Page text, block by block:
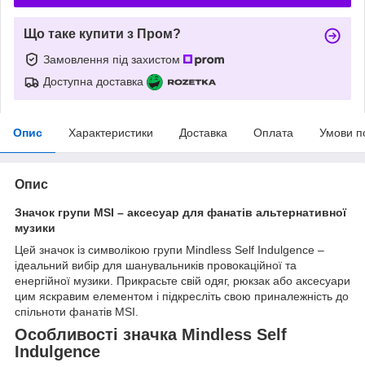
Що таке купити з Пром?
Замовлення під захистом
Доступна доставка
Опис Характеристики Доставка Оплата Умови
Опис
Значок групи MSI – аксесуар для фанатів альтернативної
музики
Цей значок із символікою групи Mindless Self Indulgence –
ідеальний вибір для шанувальників провокаційної та
енергійної музики. Прикрасьте свій одяг, рюкзак або аксесуари
цим яскравим елементом і підкресліть свою приналежність до
спільноти фанатів MSI.
Особливості значка Mindless Self
Indulgence